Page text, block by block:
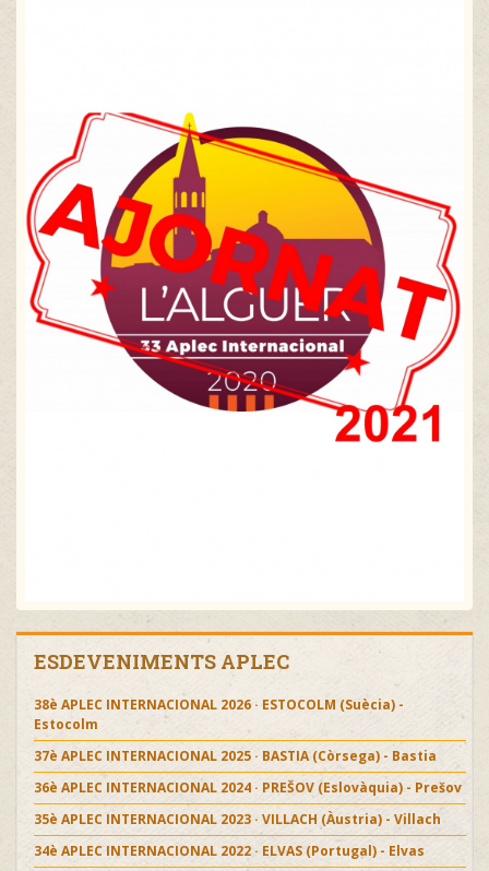
ESDEVENIMENTS APLEC
38è APLEC INTERNACIONAL 2026 · ESTOCOLM (Suècia) -
Estocolm
37è APLEC INTERNACIONAL 2025 · BASTIA (Còrsega) - Bastia
36è APLEC INTERNACIONAL 2024 · PREŠOV (Eslovàquia) - Prešov
35è APLEC INTERNACIONAL 2023 · VILLACH (Àustria) - Villach
34è APLEC INTERNACIONAL 2022 · ELVAS (Portugal) - Elvas